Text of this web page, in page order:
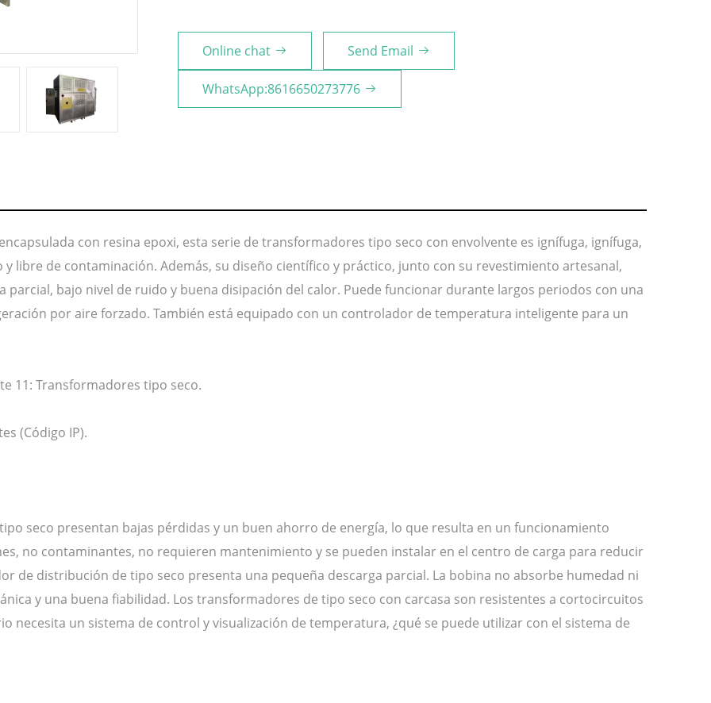
Online chat Send Email
WhatsApp:8616650273776
con resina epoxi, esta serie de transformadores tipo seco con envolvente es ignífuga, ignífuga,
libre de contaminación. Además, su diseño científico y práctico, junto con su revestimiento artesanal,
parcial, bajo nivel de ruido y buena disipación del calor. Puede funcionar durante largos periodos con una
por aire forzado. También está equipado con un controlador de temperatura inteligente para un
11: Transformadores tipo seco.
(Código IP).
seco presentan bajas pérdidas y un buen ahorro de energía, lo que resulta en un funcionamiento
no contaminantes, no requieren mantenimiento y se pueden instalar en el centro de carga para reducir
de distribución de tipo seco presenta una pequeña descarga parcial. La bobina no absorbe humedad ni
y una buena fiabilidad. Los transformadores de tipo seco con carcasa son resistentes a cortocircuitos
necesita un sistema de control y visualización de temperatura, ¿qué se puede utilizar con el sistema de